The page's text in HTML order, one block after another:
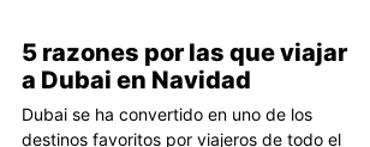
5 razones por las que viajar
a Dubai en Navidad
Dubai se ha convertido en uno de los
destinos favoritos por viajeros de todo el